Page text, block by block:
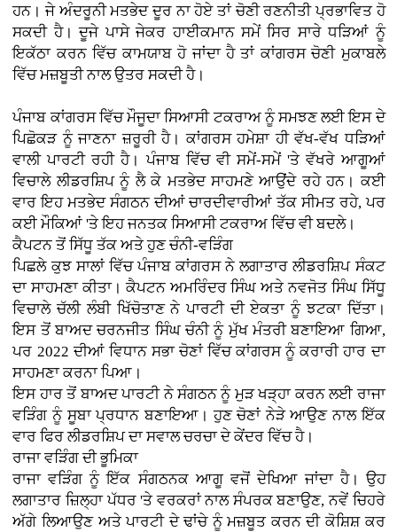
ਹਨ। ਜੇ ਅੰਦਰੂਨੀ ਮਤਭੇਦ ਦੂਰ ਨਾ ਹੋਏ ਤਾਂ ਚੋਣੀ ਰਣਨੀਤੀ ਪ੍ਰਭਾਵਿਤ ਹੋ
ਸਕਦੀ ਹੈ। ਦੂਜੇ ਪਾਸੇ ਜੇਕਰ ਹਾਈਕਮਾਨ ਸਮੇਂ ਸਿਰ ਸਾਰੇ ਧੜਿਆਂ ਨੂੰ
ਇਕੱਠਾ ਕਰਨ ਵਿੱਚ ਕਾਮਯਾਬ ਹੋ ਜਾਂਦਾ ਹੈ ਤਾਂ ਕਾਂਗਰਸ ਚੋਣੀ ਮੁਕਾਬਲੇ
ਵਿੱਚ ਮਜ਼ਬੂਤੀ ਨਾਲ ਉਤਰ ਸਕਦੀ ਹੈ।
ਪੰਜਾਬ ਕਾਂਗਰਸ ਵਿੱਚ ਮੌਜੂਦਾ ਸਿਆਸੀ ਟਕਰਾਅ ਨੂੰ ਸਮਝਣ ਲਈ ਇਸ ਦੇ
ਪਿਛੋਕੜ ਨੂੰ ਜਾਣਨਾ ਜ਼ਰੂਰੀ ਹੈ। ਕਾਂਗਰਸ ਹਮੇਸ਼ਾ ਹੀ ਵੱਖ-ਵੱਖ ਧੜਿਆਂ
ਵਾਲੀ ਪਾਰਟੀ ਰਹੀ ਹੈ। ਪੰਜਾਬ ਵਿੱਚ ਵੀ ਸਮੇਂ-ਸਮੇਂ 'ਤੇ ਵੱਖਰੇ ਆਗੂਆਂ
ਵਿਚਾਲੇ ਲੀਡਰਸ਼ਿਪ ਨੂੰ ਲੈ ਕੇ ਮਤਭੇਦ ਸਾਹਮਣੇ ਆਉਂਦੇ ਰਹੇ ਹਨ। ਕਈ
ਵਾਰ ਇਹ ਮਤਭੇਦ ਸੰਗਠਨ ਦੀਆਂ ਚਾਰਦੀਵਾਰੀਆਂ ਤੱਕ ਸੀਮਤ ਰਹੇ, ਪਰ
ਕਈ ਮੌਕਿਆਂ 'ਤੇ ਇਹ ਜਨਤਕ ਸਿਆਸੀ ਟਕਰਾਅ ਵਿੱਚ ਵੀ ਬਦਲੇ।
ਕੈਪਟਨ ਤੋਂ ਸਿੱਧੂ ਤੱਕ ਅਤੇ ਹੁਣ ਚੰਨੀ-ਵੜਿੰਗ
ਪਿਛਲੇ ਕੁਝ ਸਾਲਾਂ ਵਿੱਚ ਪੰਜਾਬ ਕਾਂਗਰਸ ਨੇ ਲਗਾਤਾਰ ਲੀਡਰਸ਼ਿਪ ਸੰਕਟ
ਦਾ ਸਾਹਮਣਾ ਕੀਤਾ। ਕੈਪਟਨ ਅਮਰਿੰਦਰ ਸਿੰਘ ਅਤੇ ਨਵਜੋਤ ਸਿੰਘ ਸਿੱਧੂ
ਵਿਚਾਲੇ ਚੱਲੀ ਲੰਬੀ ਖਿੱਚੋਤਾਣ ਨੇ ਪਾਰਟੀ ਦੀ ਏਕਤਾ ਨੂੰ ਝਟਕਾ ਦਿੱਤਾ।
ਇਸ ਤੋਂ ਬਾਅਦ ਚਰਨਜੀਤ ਸਿੰਘ ਚੰਨੀ ਨੂੰ ਮੁੱਖ ਮੰਤਰੀ ਬਣਾਇਆ ਗਿਆ,
ਪਰ 2022 ਦੀਆਂ ਵਿਧਾਨ ਸਭਾ ਚੋਣਾਂ ਵਿੱਚ ਕਾਂਗਰਸ ਨੂੰ ਕਰਾਰੀ ਹਾਰ ਦਾ
ਸਾਹਮਣਾ ਕਰਨਾ ਪਿਆ।
ਇਸ ਹਾਰ ਤੋਂ ਬਾਅਦ ਪਾਰਟੀ ਨੇ ਸੰਗਠਨ ਨੂੰ ਮੁੜ ਖੜ੍ਹਾ ਕਰਨ ਲਈ ਰਾਜਾ
ਵੜਿੰਗ ਨੂੰ ਸੂਬਾ ਪ੍ਰਧਾਨ ਬਣਾਇਆ। ਹੁਣ ਚੋਣਾਂ ਨੇੜੇ ਆਉਣ ਨਾਲ ਇੱਕ
ਵਾਰ ਫਿਰ ਲੀਡਰਸ਼ਿਪ ਦਾ ਸਵਾਲ ਚਰਚਾ ਦੇ ਕੇਂਦਰ ਵਿੱਚ ਹੈ।
ਰਾਜਾ ਵੜਿੰਗ ਦੀ ਭੂਮਿਕਾ
ਰਾਜਾ ਵੜਿੰਗ ਨੂੰ ਇੱਕ ਸੰਗਠਨਕ ਆਗੂ ਵਜੋਂ ਦੇਖਿਆ ਜਾਂਦਾ ਹੈ। ਉਹ
ਲਗਾਤਾਰ ਜ਼ਿਲ੍ਹਾ ਪੱਧਰ 'ਤੇ ਵਰਕਰਾਂ ਨਾਲ ਸੰਪਰਕ ਬਣਾਉਣ, ਨਵੇਂ ਚਿਹਰੇ
ਅੱਗੇ ਲਿਆਉਣ ਅਤੇ ਪਾਰਟੀ ਦੇ ਢਾਂਚੇ ਨੂੰ ਮਜ਼ਬੂਤ ਕਰਨ ਦੀ ਕੋਸ਼ਿਸ਼ ਕਰ